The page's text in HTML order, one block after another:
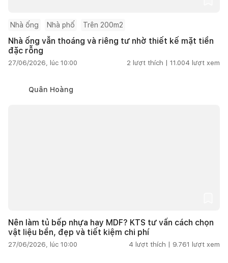
Nhà ống Nhà phố Trên 200m2
Nhà ống vẫn thoáng và riêng tư nhờ thiết kế mặt tiền
đặc rỗng
27/06/2026, lúc 10:00 2 lượt thích | 11.004 lượt xem
Quân Hoàng
Nên làm tủ bếp nhựa hay MDF? KTS tư vấn cách chọn
vật liệu bền, đẹp và tiết kiệm chi phí
27/06/2026, lúc 10:00 4 lượt thích | 9.761 lượt xem